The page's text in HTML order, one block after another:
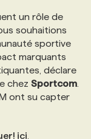
un rôle de
souhaitions
sportive
marquants
déclare
chez Sportcom
ont su capter
ici